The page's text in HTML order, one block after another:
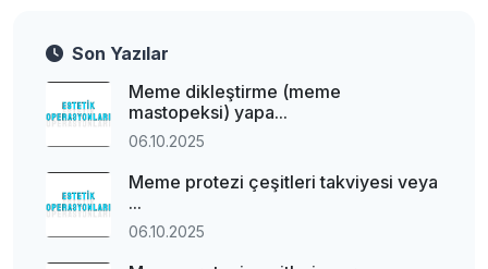
Son Yazılar
Meme dikleştirme (meme
mastopeksi) yapa...
06.10.2025
Meme protezi çeşitleri takviyesi veya
...
06.10.2025